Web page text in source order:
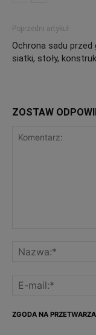
Poprzedni artykuł
Ochrona sadu przed
siatki, stoły,
ZOSTAW
ZGODA NA